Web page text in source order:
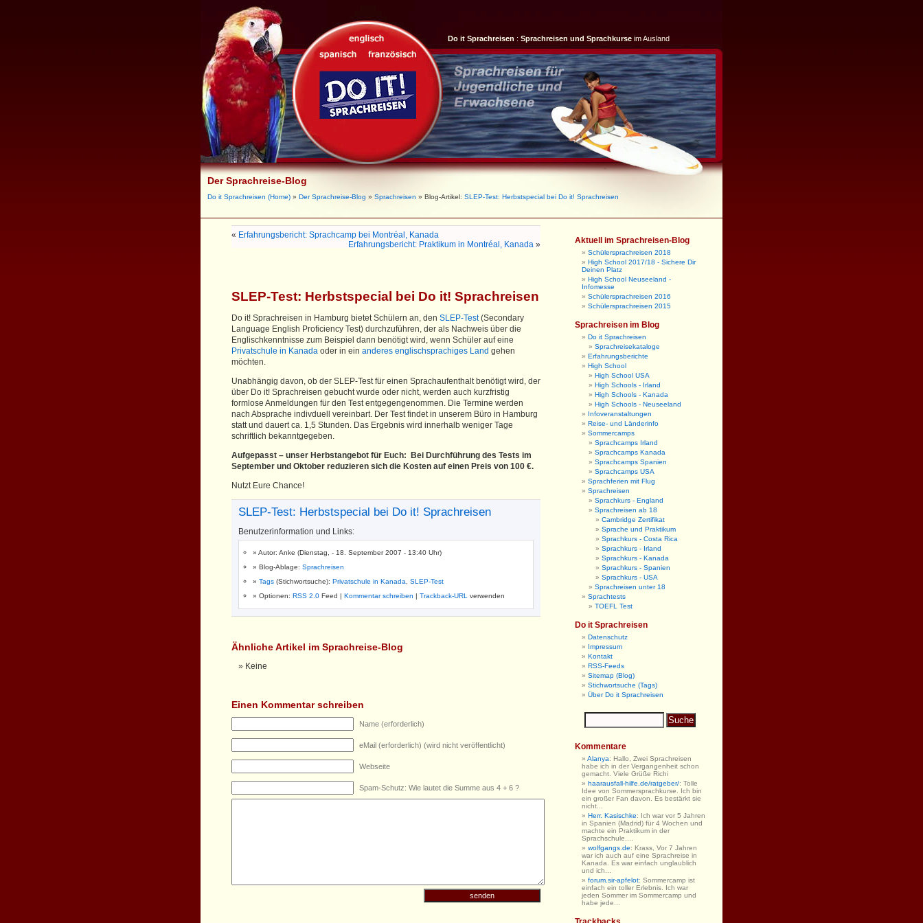
Do it Sprachreisen : Sprachreisen und Sprachkurse im Ausland
Der Sprachreise-Blog
Do it Sprachreisen (Home) » Der Sprachreise-Blog » Sprachreisen » Blog-Artikel: SLEP-Test: Herbstspecial bei Do it! Sprachreisen
« Erfahrungsbericht: Sprachcamp bei Montréal, Kanada
Erfahrungsbericht: Praktikum in Montréal, Kanada »
SLEP-Test: Herbstspecial bei Do it! Sprachreisen
Do it! Sprachreisen in Hamburg bietet Schülern an, den SLEP-Test (Secondary
Language English Proficiency Test) durchzuführen, der als Nachweis über die
Englischkenntnisse zum Beispiel dann benötigt wird, wenn Schüler auf eine
Privatschule in Kanada oder in ein anderes englischsprachiges Land gehen
möchten.
Unabhängig davon, ob der SLEP-Test für einen Sprachaufenthalt benötigt wird, der
über Do it! Sprachreisen gebucht wurde oder nicht, werden auch kurzfristig
formlose Anmeldungen für den Test entgegengenommen. Die Termine werden
nach Absprache indivduell vereinbart. Der Test findet in unserem Büro in Hamburg
statt und dauert ca. 1,5 Stunden. Das Ergebnis wird innerhalb weniger Tage
schriftlich bekanntgegeben.
Aufgepasst – unser Herbstangebot für Euch:
Bei Durchführung des Tests im
September und Oktober reduzieren sich die Kosten auf einen Preis von 100 €.
Nutzt Eure Chance!
SLEP-Test: Herbstspecial bei Do it! Sprachreisen
Benutzerinformation und Links:
Autor: Anke (Dienstag, - 18. September 2007 - 13:40 Uhr)
Blog-Ablage: Sprachreisen
Tags (Stichwortsuche): Privatschule in Kanada
SLEP-Test
Optionen: RSS 2.0 Feed | Kommentar schreiben | Trackback-URL verwenden
Ähnliche Artikel im Sprachreise-Blog
Keine
Einen Kommentar schreiben
Name (erforderlich)
eMail (erforderlich) (wird nicht veröffentlicht)
Webseite
Spam-Schutz: Wie lautet die Summe aus 4 + 6 ?
Aktuell im Sprachreisen-Blog
Schülersprachreisen 2018
High School 2017/18 - Sichere Dir
Deinen Platz
High School Neuseeland -
Infomesse
Schülersprachreisen 2016
Schülersprachreisen 2015
Sprachreisen im Blog
Do it Sprachreisen
Sprachreisekataloge
Erfahrungsberichte
High School
High School USA
High Schools - Irland
High Schools - Kanada
High Schools - Neuseeland
Infoveranstaltungen
Reise- und Länderinfo
Sommercamps
Sprachcamps Irland
Sprachcamps Kanada
Sprachcamps Spanien
Sprachcamps USA
Sprachferien mit Flug
Sprachreisen
Sprachkurs - England
Sprachreisen ab 18
Cambridge Zertifikat
Sprache und Praktikum
Sprachkurs - Costa Rica
Sprachkurs - Irland
Sprachkurs - Kanada
Sprachkurs - Spanien
Sprachkurs - USA
Sprachreisen unter 18
Sprachtests
TOEFL Test
Do it Sprachreisen
Datenschutz
Impressum
Kontakt
RSS-Feeds
Sitemap (Blog)
Stichwortsuche (Tags)
Über Do it Sprachreisen
Kommentare
Alanya: Hallo, Zwei Sprachreisen
habe ich in der Vergangenheit schon
gemacht. Viele Grüße Richi
haarausfall-hilfe.de/ratgeber/: Tolle
Idee von Sommersprachkurse. Ich bin
ein großer Fan davon. Es bestärkt sie
nicht...
Herr. Kasischke: Ich war vor 5 Jahren
in Spanien (Madrid) für 4 Wochen und
machte ein Praktikum in der
Sprachschule....
wolfgangs.de: Krass, Vor 7 Jahren
war ich auch auf eine Sprachreise in
Kanada. Es war einfach unglaublich
und ich...
forum.sir-apfelot: Sommercamp ist
einfach ein toller Erlebnis. Ich war
jeden Sommer im Sommercamp und
habe jede...